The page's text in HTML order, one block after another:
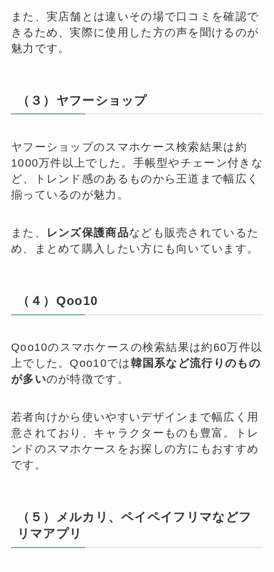
また、実店舗とは違いその場で口コミを確認で
きるため、実際に使用した方の声を聞けるのが
魅力です。
（３）ヤフーショップ
ヤフーショップのスマホケース検索結果は約
1000万件以上でした。手帳型やチェーン付きな
ど、トレンド感のあるものから王道まで幅広く
揃っているのが魅力。
また、 レンズ保護商品なども販売されているた
め、まとめて購入したい方にも向いています。
（４）Qoo10
Qoo10のスマホケースの検索結果は約60万件以
上でした。Qoo10では韓国系など流行りのもの
が多いのが特徴です。
若者向けから使いやすいデザインまで幅広く用
意されており、キャラクターものも豊富。トレ
ンドのスマホケースをお探しの方にもおすすめ
です。
（５）メルカリ、ペイペイフリマなどフ
リマアプリ